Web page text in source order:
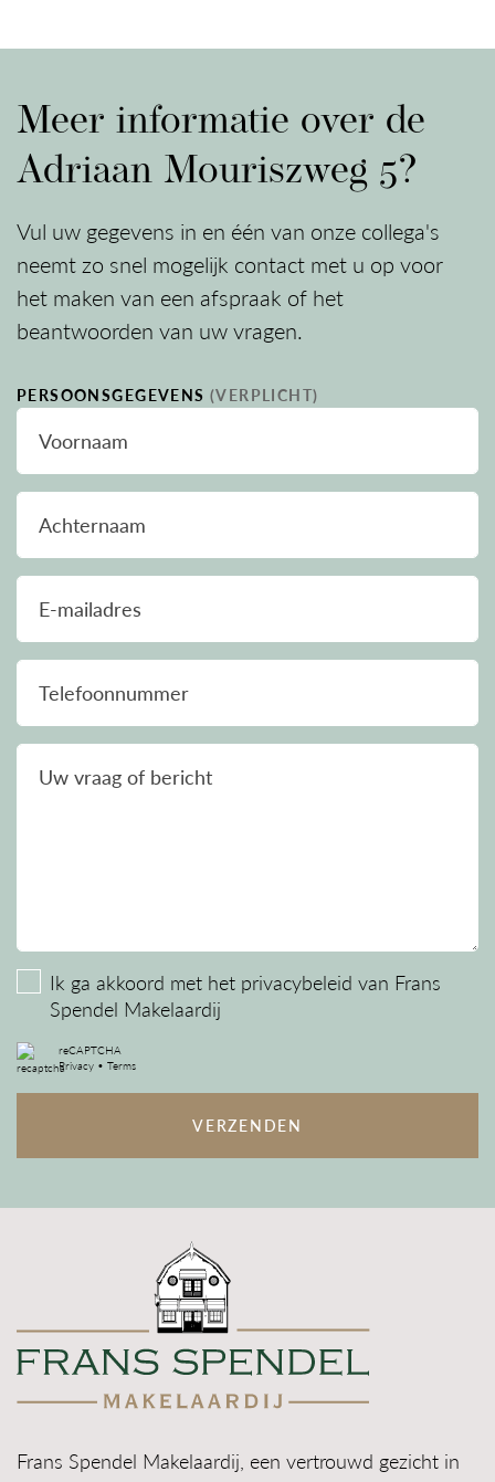
maken van een afspraak – wij leiden u graag
rond!
DISCLAIMER
Deze informatie is door ons met de nodige
zorgvuldigheid samengesteld. Onzerzijds wordt
echter geen enkele aansprakelijkheid aanvaard
anderszins, dan wel de gevolgen daarvan. Alle
opgegeven maten en oppervlakten zijn indicatief.
Toelichtingsclausule NEN2580
De Meetinstructie is gebaseerd op de NEN2580.
De Meetinstructie is bedoeld om een meer
het geven van een indicatie van de
gebruiksoppervlakte. De Meetinstructie sluit
verschillen in meetuitkomsten niet volledig uit,
door bijvoorbeeld interpretatieverschillen,
afrondingen of beperkingen bij het uitvoeren van
de meting.
Meer informatie over de
Adriaan Mouriszweg 5?
Vul uw gegevens in en één van onze collega's
neemt zo snel mogelijk contact met u op voor
het maken van een afspraak of het
beantwoorden van uw vragen.
PERSOONSGEGEVENS (VERPLICHT)
Voornaam
Achternaam
E-mailadres
Telefoonnummer
Uw vraag of bericht
Ik ga akkoord met het privacybeleid van Frans
Spendel Makelaardij
reCAPTCHA
Privacy • Terms
VERZENDEN
Frans Spendel Makelaardij, een vertrouwd gezicht in